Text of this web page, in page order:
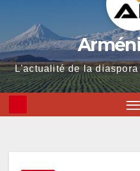
L'actualité de la